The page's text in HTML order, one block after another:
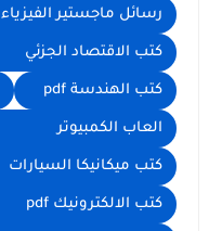
رسائل ماجستير الفيزياء
كتب الاقتصاد الجزئي
كتب الهندسة pdf
العاب الكمبيوتر
كتب ميكانيكا السيارات
كتب الالكترونيك pdf